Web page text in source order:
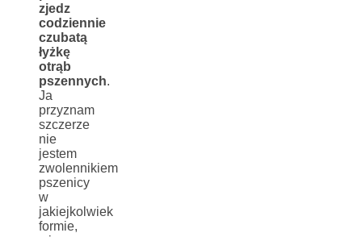
zjedz
codziennie
czubatą
łyżkę
otrąb
pszennych.
Ja
przyznam
szczerze
nie
jestem
zwolennikiem
pszenicy
w
jakiejkolwiek
formie,